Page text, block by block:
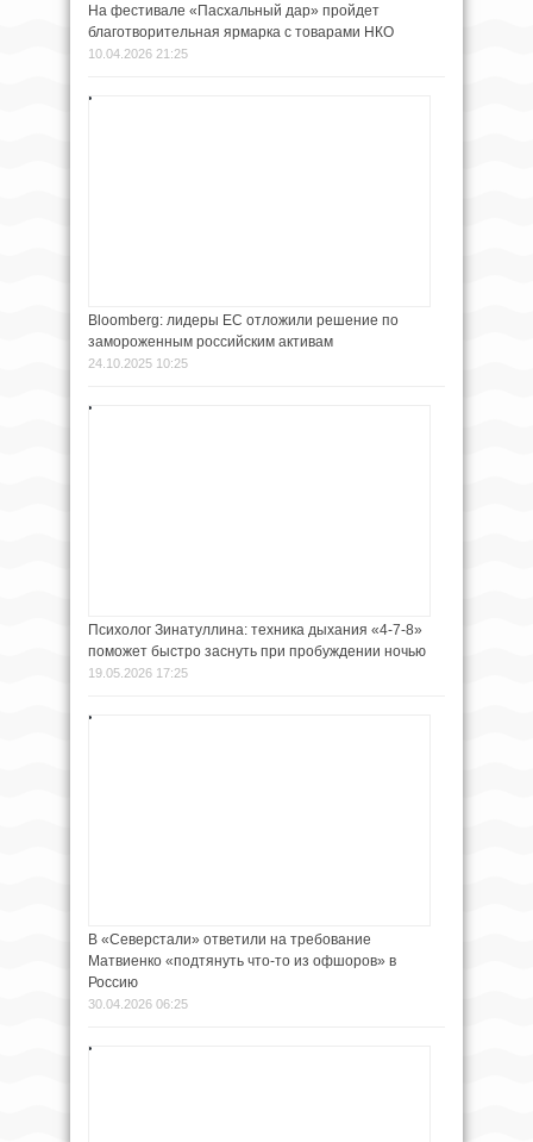
На фестивале «Пасхальный дар» пройдет
благотворительная ярмарка с товарами НКО
10.04.2026 21:25
Bloomberg: лидеры ЕС отложили решение по
замороженным российским активам
24.10.2025 10:25
Психолог Зинатуллина: техника дыхания «4-7-8»
поможет быстро заснуть при пробуждении ночью
19.05.2026 17:25
В «Северстали» ответили на требование
Матвиенко «подтянуть что-то из офшоров» в
Россию
30.04.2026 06:25